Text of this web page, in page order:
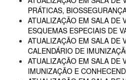
PRÁTICAS,
ATUALIZAÇÃO EM SALA DE
ESQUEMAS ESPECIAIS DE
ATUALIZAÇÃO EM SALA DE
CALENDÁRIO DE
ATUALIZAÇÃO EM SALA DE
IMUNIZAÇÃO E